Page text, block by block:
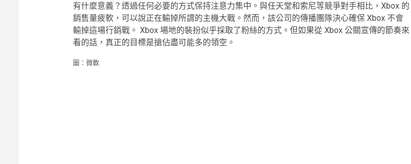
有什麼意義？透過任何必要的方式保持注意力集中。與任天堂和索尼等競爭對手相比，Xbox 的
銷售量疲軟，可以說正在輸掉所謂的主機大戰。然而，該公司的傳播團隊決心確保 Xbox 不會
輸掉這場行銷戰。 Xbox 場地的裝扮似乎採取了粉絲的方式。但如果從 Xbox 公關宣傳的節奏來
看的話，真正的目標是搶佔盡可能多的領空。
圖：微軟